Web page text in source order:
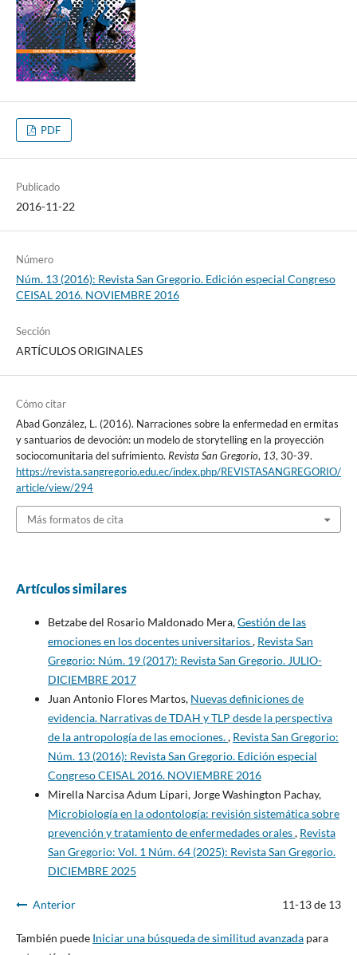
PDF
Publicado
2016-11-22
Número
Núm. 13 (2016): Revista San Gregorio. Edición especial Congreso
CEISAL 2016. NOVIEMBRE 2016
Sección
ARTÍCULOS ORIGINALES
Cómo citar
Abad González, L. (2016). Narraciones sobre la enfermedad en ermitas
y santuarios de devoción: un modelo de storytelling en la proyección
sociocomunitaria del sufrimiento. Revista San Gregorio, 13, 30-39.
https://revista.sangregorio.edu.ec/index.php/REVISTASANGREGORIO/
article/view/294
Más formatos de cita
Artículos similares
Betzabe del Rosario Maldonado Mera,Gestión de las
emociones en los docentes universitarios, Revista San
Gregorio: Núm. 19 (2017): Revista San Gregorio. JULIO-
DICIEMBRE 2017
Juan Antonio Flores Martos, Nuevas definiciones de
evidencia. Narrativas de TDAH y TLP desde la perspectiva
de la antropología de las emociones., Revista San Gregorio:
Núm. 13 (2016): Revista San Gregorio. Edición especial
Congreso CEISAL 2016. NOVIEMBRE 2016
Mirella Narcisa Adum Lípari, Jorge Washington Pachay,
Microbiología en la odontología: revisión sistemática sobre
prevención y tratamiento de enfermedades orales, Revista
San Gregorio: Vol. 1 Núm. 64 (2025): Revista San Gregorio.
DICIEMBRE 2025
Anterior 11-13 de 13
También puede Iniciar una búsqueda de similitud avanzadapara